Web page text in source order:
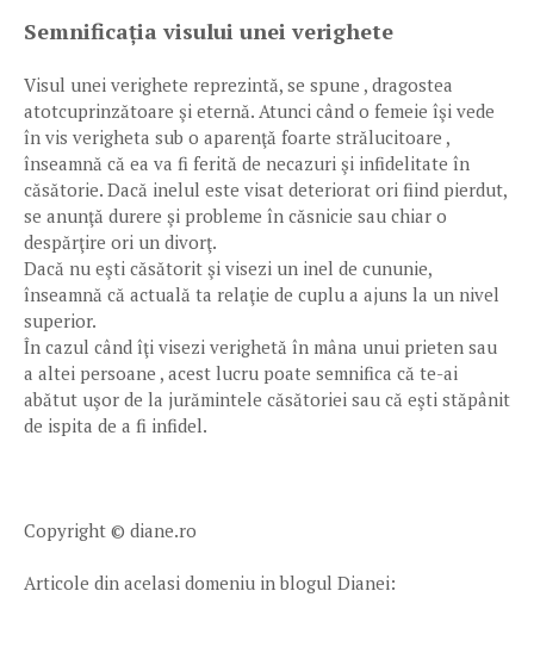
Semnificația visului unei verighete
Visul unei verighete reprezintă, se spune , dragostea
atotcuprinzătoare şi eternă. Atunci când o femeie îşi vede
în vis verigheta sub o aparenţă foarte strălucitoare ,
înseamnă că ea va fi ferită de necazuri şi infidelitate în
căsătorie. Dacă inelul este visat deteriorat ori fiind pierdut,
se anunţă durere şi probleme în căsnicie sau chiar o
despărţire ori un divorţ.
Dacă nu eşti căsătorit şi visezi un inel de cununie,
înseamnă că actuală ta relaţie de cuplu a ajuns la un nivel
superior.
În cazul când îţi visezi verighetă în mâna unui prieten sau
a altei persoane , acest lucru poate semnifica că te-ai
abătut uşor de la jurămintele căsătoriei sau că eşti stăpânit
de ispita de a fi infidel.
Copyright © diane.ro
Articole din acelasi domeniu in blogul Dianei: